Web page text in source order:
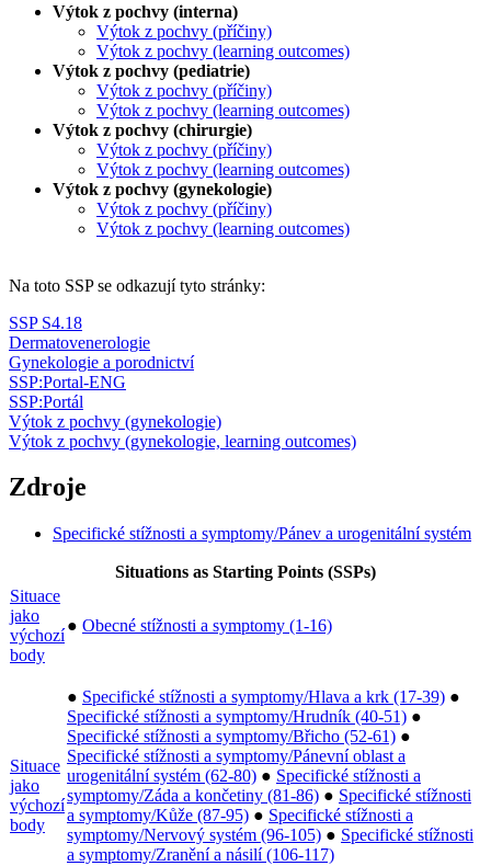
Výtok z pochvy (interna)
Výtok z pochvy (příčiny)
Výtok z pochvy (learning outcomes)
Výtok z pochvy (pediatrie)
Výtok z pochvy (příčiny)
Výtok z pochvy (learning outcomes)
Výtok z pochvy (chirurgie)
Výtok z pochvy (příčiny)
Výtok z pochvy (learning outcomes)
Výtok z pochvy (gynekologie)
Výtok z pochvy (příčiny)
Výtok z pochvy (learning outcomes)
Na toto SSP se odkazují tyto stránky:
SSP S4.18
Dermatovenerologie
Gynekologie a porodnictví
SSP:Portal-ENG
SSP:Portál
Výtok z pochvy (gynekologie)
Výtok z pochvy (gynekologie, learning outcomes)
Zdroje
Specifické stížnosti a symptomy/Pánev a urogenitální systém
Situations as Starting Points (SSPs)
Situace
jako
výchozí
body
● Obecné stížnosti a symptomy (1-16)
Situace
jako
výchozí
body
● Specifické stížnosti a symptomy/Hlava a krk (17-39) ●
Specifické stížnosti a symptomy/Hrudník (40-51) ●
Specifické stížnosti a symptomy/Břicho (52-61) ●
Specifické stížnosti a symptomy/Pánevní oblast a
urogenitální systém (62-80) ● Specifické stížnosti a
symptomy/Záda a končetiny (81-86) ● Specifické stížnosti
a symptomy/Kůže (87-95) ● Specifické stížnosti a
symptomy/Nervový systém (96-105) ● Specifické stížnosti
a symptomy/Zranění a násilí (106-117)